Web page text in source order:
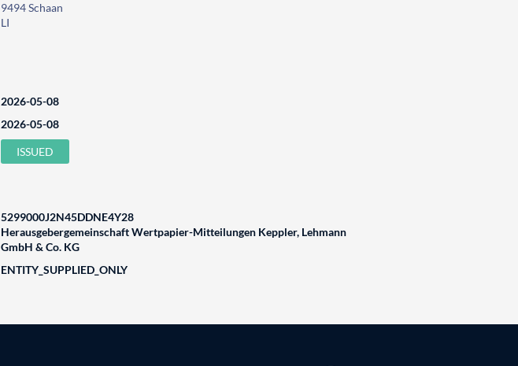
9494 Schaan
LI
2026-05-08
2026-05-08
ISSUED
5299000J2N45DDNE4Y28
Herausgebergemeinschaft Wertpapier-Mitteilungen Keppler, Lehmann
GmbH & Co. KG
ENTITY_SUPPLIED_ONLY